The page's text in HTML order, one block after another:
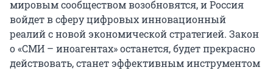
мировым сообществом возобновятся, и Россия
войдет в сферу цифровых инновационный
реалий с новой экономической стратегией. Закон
о «СМИ – иноагентах» останется, будет прекрасно
действовать, станет эффективным инструментом